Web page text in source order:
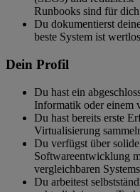
Runbooks sind für
Du dokumentierst
beste System ist
Dein Profil
Du hast ein
Informatik oder einem
Du hast bereits erste
Virtualisierung
Du verfügst über
Softwareentwicklung
vergleichbaren
Du arbeitest